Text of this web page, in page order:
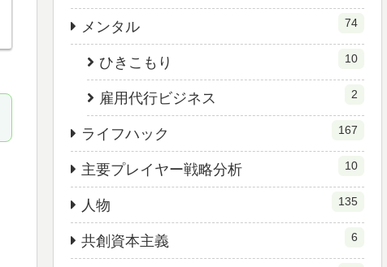
メンタル 74
ひきこもり 10
雇用代行ビジネス 2
ライフハック 167
主要プレイヤー戦略分析 10
人物 135
共創資本主義 6